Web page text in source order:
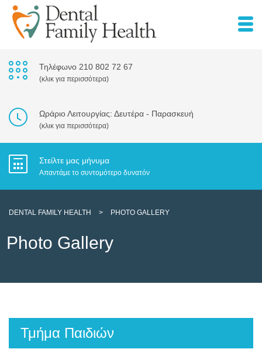
Τηλέφωνο 210 802 72 67
(κλικ για περισσότερα)
Ωράριο Λειτουργίας: Δευτέρα - Παρασκευή
(κλικ για περισσότερα)
Στείλτε μας μήνυμα
Απαντάμε το συντομότερο δυνατόν
DENTAL FAMILY HEALTH > PHOTO GALLERY
Photo Gallery
Τμήμα Παιδιών